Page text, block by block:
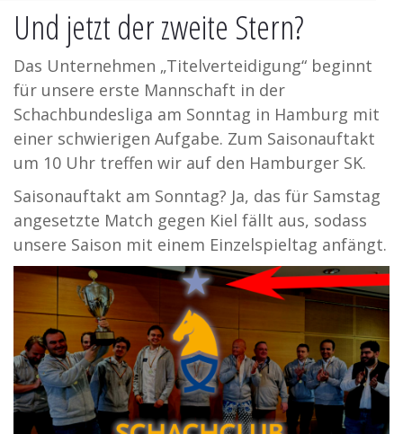
Und jetzt der zweite Stern?
Das Unternehmen „Titelverteidigung“ beginnt
für unsere erste Mannschaft in der
Schachbundesliga am Sonntag in Hamburg mit
einer schwierigen Aufgabe. Zum Saisonauftakt
um 10 Uhr treffen wir auf den Hamburger SK.
Saisonauftakt am Sonntag? Ja, das für Samstag
angesetzte Match gegen Kiel fällt aus, sodass
unsere Saison mit einem Einzelspieltag anfängt.